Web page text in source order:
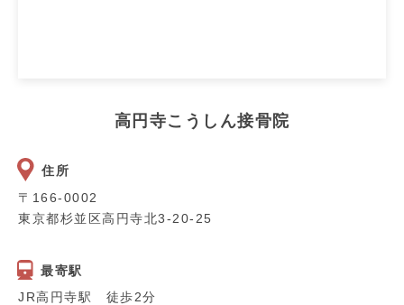
高円寺こうしん接骨院
住所
〒166-0002
東京都杉並区高円寺北3-20-25
最寄駅
JR高円寺駅 徒歩2分